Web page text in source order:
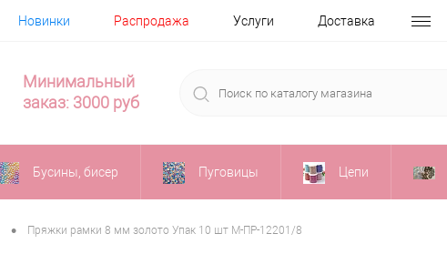
Новинки Распродажа Услуги Доставка
Минимальный
заказ: 3000 руб
Бусины, бисер Пуговицы Цепи
• Пряжки рамки 8 мм золото Упак 10 шт М-ПР-12201/8